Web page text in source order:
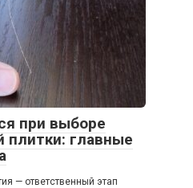
при выборе
плитки: главные
— ответственный этап